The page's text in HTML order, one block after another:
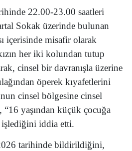
22.00-23.00 saatleri
Sokak üzerinde bulunan
içerisinde misafir olarak
her iki kolundan tutup
cinsel bir davranışla üzerine
öperek kıyafetlerini
cinsel bölgesine cinsel
“16 yaşından küçük çocuğa
işlediğini iddia etti.
tarihinde bildirildiğini,